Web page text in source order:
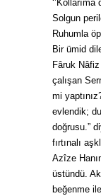
Solgun
Ruhumla
Bir ümid
Fâruk
çalışan
mi
evlendik;
doğrusu.”
fırtınalı
Azîze
üstündü.
beğenme